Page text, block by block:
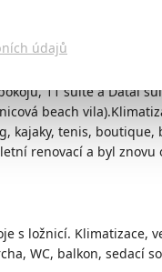
minut.
11 suite a Datai
beach
kajaky, tenis,
renovací a byl znovu
s ložnicí. Klimatizace,
WC, balkon, sedací
údajů